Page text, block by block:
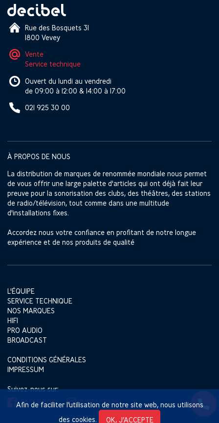
Afin de faciliter l’utilisation de notre site web, nous utilisons
des cookies.
OK, J’ACCEPTE
Rue des Bosquets 31
1800 Vevey
Vente
Service technique
Ouvert du lundi au vendredi
de 09:00 à 12:00 & 14:00 à 17:00
021 925 30 00
À PROPOS DE NOUS
La distribution de marques de renommée mondiale nous permet
de vous offrir une large palette d'articles qui ont déjà fait leur
preuve pour la sonorisation des clubs, des théâtres, des stations
de radio/télévision, tout comme dans une multitude
d'installations fixes.
Accordez nous votre confiance en profitant de notre longue
expérience et de nos produits de qualité
L'ÉQUIPE
SERVICE TECHNIQUE
NOS MARQUES
HIFI
PRO AUDIO
BROADCAST
CONDITIONS GÉNÉRALES
IMPRESSUM
Suivez-nous sur:
FACEBOOK
INSTAGRAM